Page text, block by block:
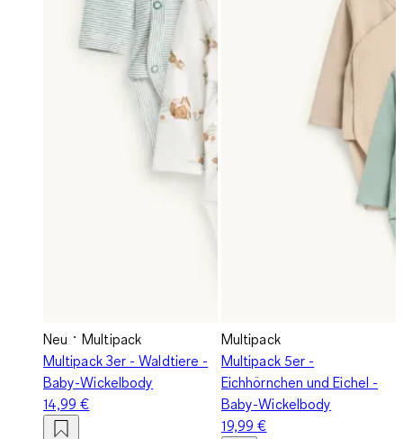
Neu
Multipack
Multipack 3er - Waldtiere -
Baby-Wickelbody
14,99 €
Multipack
Multipack 5er -
Eichhörnchen und Eichel -
Baby-Wickelbody
19,99 €